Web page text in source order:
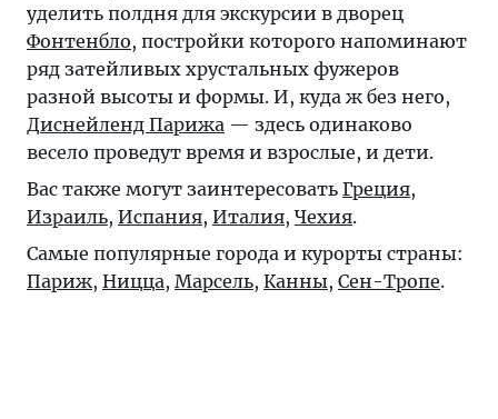
уделить полдня для экскурсии в дворец
Фонтенбло, постройки которого напоминают
ряд затейливых хрустальных фужеров
разной высоты и формы. И, куда ж без него,
Диснейленд Парижа — здесь одинаково
весело проведут время и взрослые, и дети.
Вас также могут заинтересовать Греция,
Израиль, Испания, Италия, Чехия.
Самые популярные города и курорты страны:
Париж, Ницца, Марсель, Канны, Сен-Тропе.